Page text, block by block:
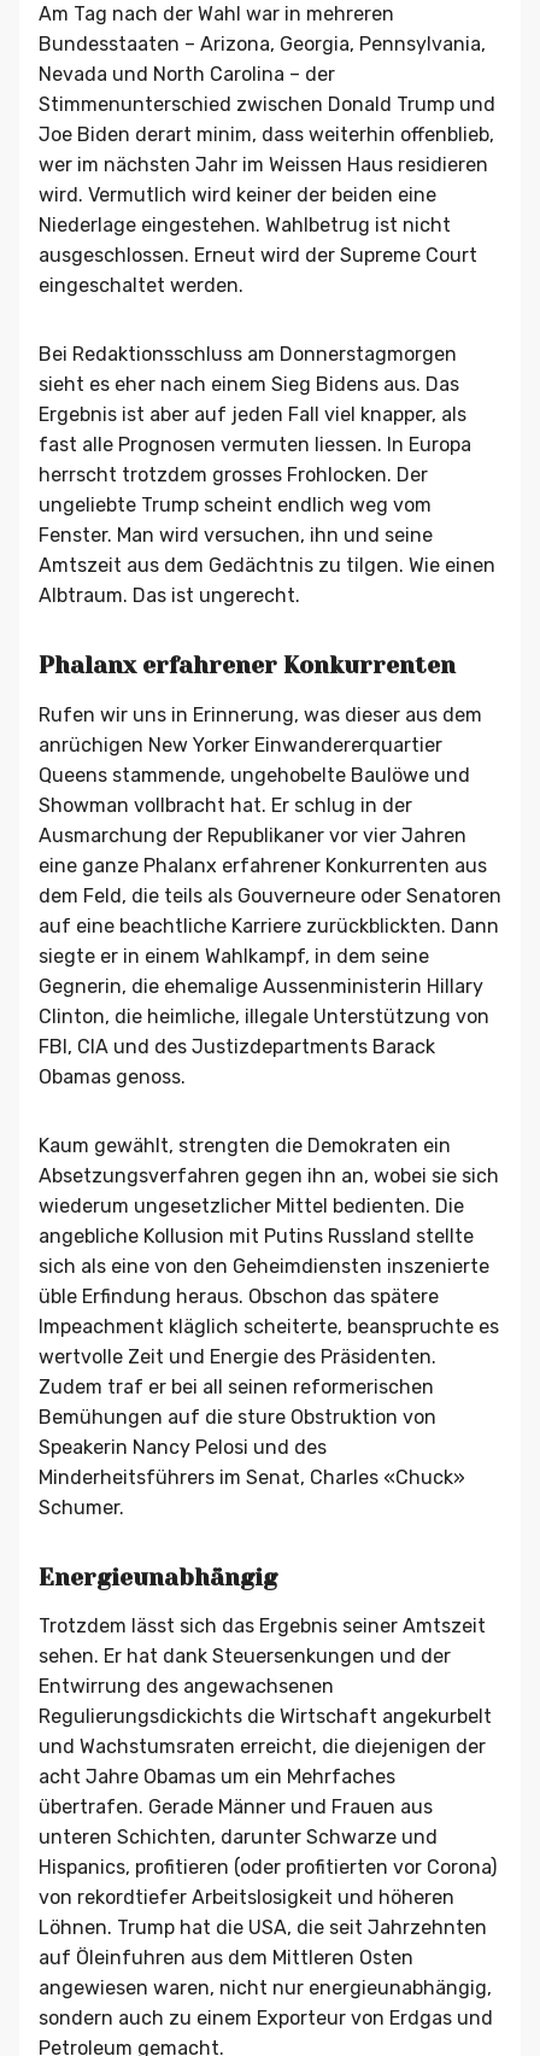
Am Tag nach der Wahl war in mehreren
Bundesstaaten – Arizona, Georgia, Pennsylvania,
Nevada und North Carolina – der
Stimmenunterschied zwischen Donald Trump und
Joe Biden derart minim, dass weiterhin offenblieb,
wer im nächsten Jahr im Weissen Haus residieren
wird. Vermutlich wird keiner der beiden eine
Niederlage eingestehen. Wahlbetrug ist nicht
ausgeschlossen. Erneut wird der Supreme Court
eingeschaltet werden.
Bei Redaktionsschluss am Donnerstagmorgen
sieht es eher nach einem Sieg Bidens aus. Das
Ergebnis ist aber auf jeden Fall viel knapper, als
fast alle Prognosen vermuten liessen. In Europa
herrscht trotzdem grosses Frohlocken. Der
ungeliebte Trump scheint endlich weg vom
Fenster. Man wird versuchen, ihn und seine
Amtszeit aus dem Gedächtnis zu tilgen. Wie einen
Albtraum. Das ist ungerecht.
Phalanx erfahrener Konkurrenten
Rufen wir uns in Erinnerung, was dieser aus dem
anrüchigen New Yorker Einwandererquartier
Queens stammende, ungehobelte Baulöwe und
Showman vollbracht hat. Er schlug in der
Ausmarchung der Republikaner vor vier Jahren
eine ganze Phalanx erfahrener Konkurrenten aus
dem Feld, die teils als Gouverneure oder Senatoren
auf eine beachtliche Karriere zurückblickten. Dann
siegte er in einem Wahlkampf, in dem seine
Gegnerin, die ehemalige Aussenministerin Hillary
Clinton, die heimliche, illegale Unterstützung von
FBI, CIA und des Justizdepartments Barack
Obamas genoss.
Kaum gewählt, strengten die Demokraten ein
Absetzungsverfahren gegen ihn an, wobei sie sich
wiederum ungesetzlicher Mittel bedienten. Die
angebliche Kollusion mit Putins Russland stellte
sich als eine von den Geheimdiensten inszenierte
üble Erfindung heraus. Obschon das spätere
Impeachment kläglich scheiterte, beanspruchte es
wertvolle Zeit und Energie des Präsidenten.
Zudem traf er bei all seinen reformerischen
Bemühungen auf die sture Obstruktion von
Speakerin Nancy Pelosi und des
Minderheitsführers im Senat, Charles «Chuck»
Schumer.
Energieunabhängig
Trotzdem lässt sich das Ergebnis seiner Amtszeit
sehen. Er hat dank Steuersenkungen und der
Entwirrung des angewachsenen
Regulierungsdickichts die Wirtschaft angekurbelt
und Wachstumsraten erreicht, die diejenigen der
acht Jahre Obamas um ein Mehrfaches
übertrafen. Gerade Männer und Frauen aus
unteren Schichten, darunter Schwarze und
Hispanics, profitieren (oder profitierten vor Corona)
von rekordtiefer Arbeitslosigkeit und höheren
Löhnen. Trump hat die USA, die seit Jahrzehnten
auf Öleinfuhren aus dem Mittleren Osten
angewiesen waren, nicht nur energieunabhängig,
sondern auch zu einem Exporteur von Erdgas und
Petroleum gemacht.